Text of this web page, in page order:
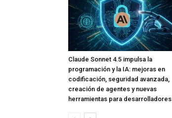
Claude Sonnet 4.5 impulsa la
programación y la IA: mejoras en
codificación, seguridad avanzada,
creación de agentes y nuevas
herramientas para desarrolladores